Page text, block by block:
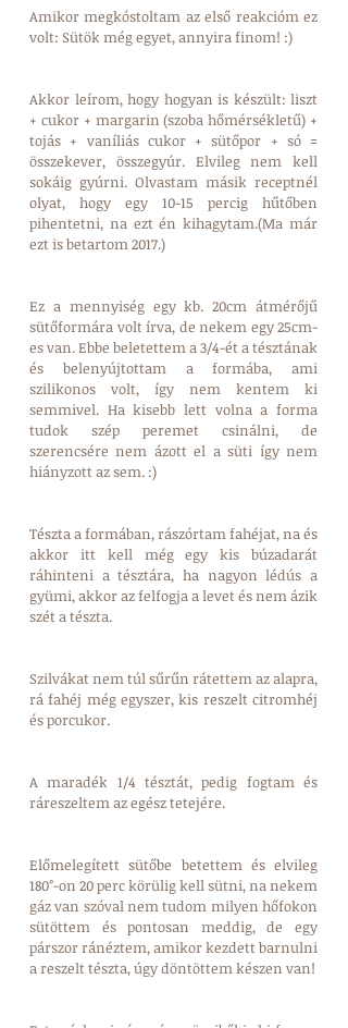
Amikor megkóstoltam az első reakcióm ez
volt: Sütök még egyet, annyira finom! :)
Akkor leírom, hogy hogyan is készült: liszt
+ cukor + margarin (szoba hőmérsékletű) +
tojás + vaníliás cukor + sütőpor + só =
összekever, összegyúr. Elvileg nem kell
sokáig gyúrni. Olvastam másik receptnél
olyat, hogy egy 10-15 percig hűtőben
pihentetni, na ezt én kihagytam.(Ma már
ezt is betartom 2017.)
Ez a mennyiség egy kb. 20cm átmérőjű
sütőformára volt írva, de nekem egy 25cm-
es van. Ebbe beletettem a 3/4-ét a tésztának
és belenyújtottam a formába, ami
szilikonos volt, így nem kentem ki
semmivel. Ha kisebb lett volna a forma
tudok szép peremet csinálni, de
szerencsére nem ázott el a süti így nem
hiányzott az sem. :)
Tészta a formában, rászórtam fahéjat, na és
akkor itt kell még egy kis búzadarát
ráhinteni a tésztára, ha nagyon lédús a
gyümi, akkor az felfogja a levet és nem ázik
szét a tészta.
Szilvákat nem túl sűrűn rátettem az alapra,
rá fahéj még egyszer, kis reszelt citromhéj
és porcukor.
A maradék 1/4 tésztát, pedig fogtam és
ráreszeltem az egész tetejére.
Előmelegített sütőbe betettem és elvileg
180°-on 20 perc körülig kell sütni, na nekem
gáz van szóval nem tudom milyen hőfokon
sütöttem és pontosan meddig, de egy
párszor ránéztem, amikor kezdett barnulni
a reszelt tészta, úgy döntöttem készen van!